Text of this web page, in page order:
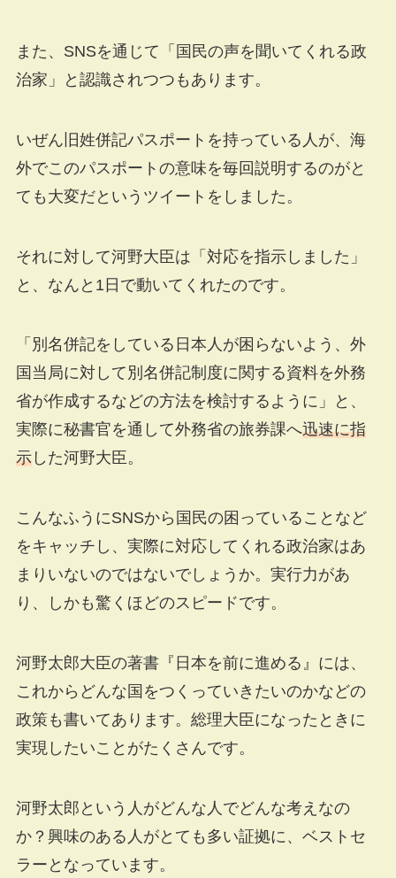
また、SNSを通じて「国民の声を聞いてくれる政
治家」と認識されつつもあります。
いぜん旧姓併記パスポートを持っている人が、海
外でこのパスポートの意味を毎回説明するのがと
ても大変だというツイートをしました。
それに対して河野大臣は「対応を指示しました」
と、なんと1日で動いてくれたのです。
「別名併記をしている日本人が困らないよう、外
国当局に対して別名併記制度に関する資料を外務
省が作成するなどの方法を検討するように」と、
実際に秘書官を通して外務省の旅券課へ迅速に指
示した河野大臣。
こんなふうにSNSから国民の困っていることなど
をキャッチし、実際に対応してくれる政治家はあ
まりいないのではないでしょうか。実行力があ
り、しかも驚くほどのスピードです。
河野太郎大臣の著書『日本を前に進める』には、
これからどんな国をつくっていきたいのかなどの
政策も書いてあります。総理大臣になったときに
実現したいことがたくさんです。
河野太郎という人がどんな人でどんな考えなの
か？興味のある人がとても多い証拠に、ベストセ
ラーとなっています。